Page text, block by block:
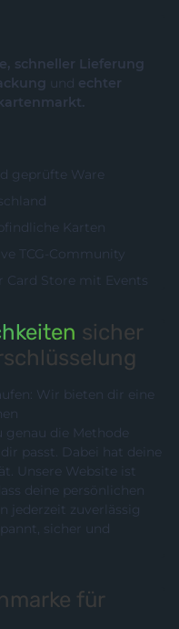
schneller Lieferung
und echter
geprüfte Ware
Karten
TCG-Community
Card Store mit Events
sicher
Wir bieten dir eine
passt. Dabei hat deine
ist
deine persönlichen
sicher und
für